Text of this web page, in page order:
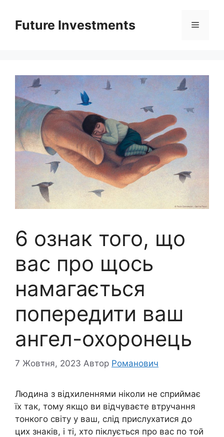
вмістуFuture Investments Меню
6 ознак того, що
вас про щось
намагається
попередити ваш
ангел-охоронець
7 Жовтня, 2023 Автор Романович
Людина з відхиленнями ніколи не сприймає
їх так, тому якщо ви відчуваєте втручання
тонкого світу у ваш, слід прислухатися до
цих знаків, і ті, хто піклується про вас по той